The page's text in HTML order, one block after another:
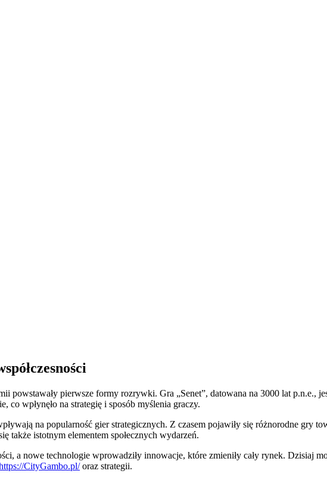
pierwsze formy rozrywki. Gra „Senet”, datowana na 3000 lat p.n.e.,
co wpłynęło na strategię i sposób myślenia graczy.
na popularność gier strategicznych. Z czasem pojawiły się różnorodne gry
także istotnym elementem społecznych wydarzeń.
a nowe technologie wprowadziły innowacje, które zmieniły cały rynek. Dzisiaj
CityGambo.pl/oraz strategii.